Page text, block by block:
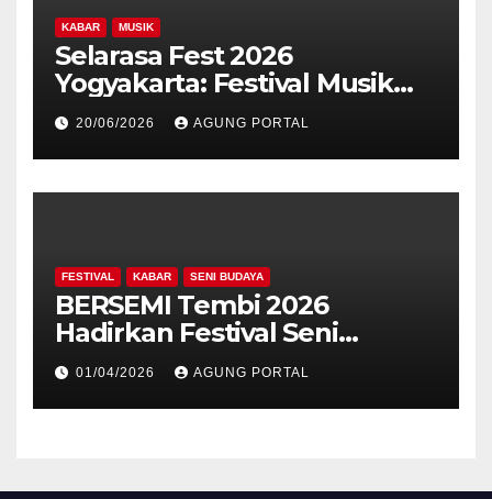
KABAR MUSIK
Selarasa Fest 2026
Yogyakarta: Festival Musik
Koplo, Budaya, dan Kuliner
Siap Guncang Rocket Arena
20/06/2026 AGUNG PORTAL
FESTIVAL KABAR SENI BUDAYA
BERSEMI Tembi 2026
Hadirkan Festival Seni
Berkelanjutan
01/04/2026 AGUNG PORTAL